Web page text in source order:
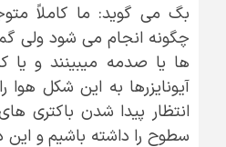
بگ می گوید: ما کاملاً
چگونه انجام می شود ولی
ها یا صدمه میبینند و یا
آیونایزرها به این شکل هوا
انتظار پیدا شدن باکتری
سطوح را داشته باشیم و